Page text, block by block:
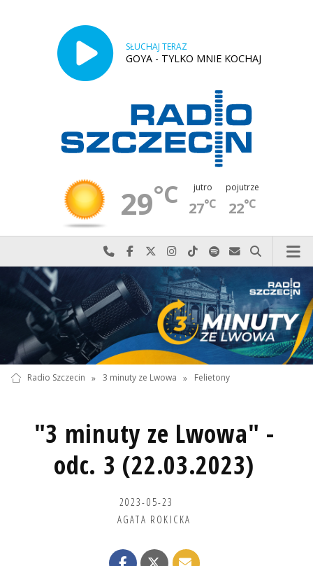
SŁUCHAJ TERAZ
GOYA - TYLKO MNIE KOCHAJ
29°C jutro
27°C
pojutrze
22°C
Najlepiej po prostu do nas zadzwoń
Odwiedź nas na Facebook-u
Odwiedź nas na X
Odwiedź nas na Instagram-ie
Odwiedź nas na TikTok-u
Szukaj nas na Spotify
Wyślij do nas
Szukaj
Radio Szczecin » 3 minuty ze Lwowa » Felietony
"3 minuty ze Lwowa" -
odc. 3 (22.03.2023)
2023-05-23
AGATA ROKICKA